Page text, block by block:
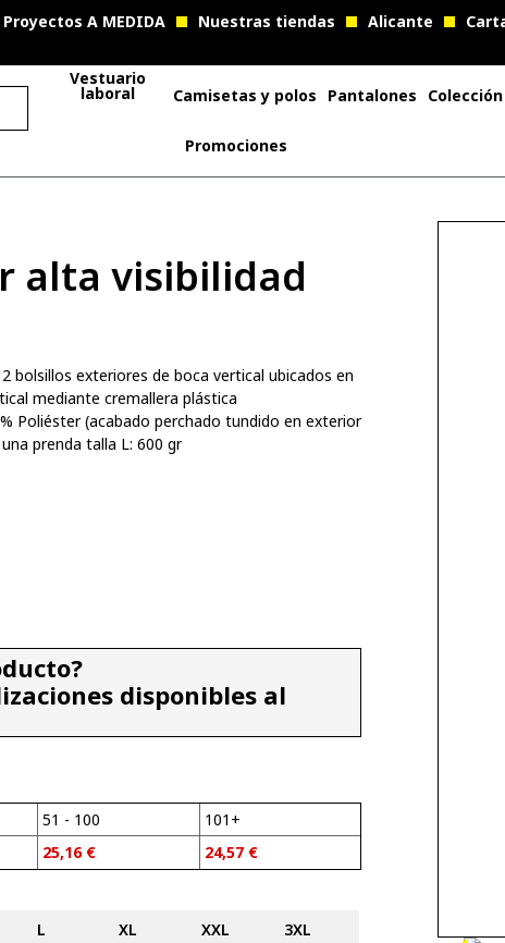
Proyectos A MEDIDA Nuestras tiendas Alicante
Vestuario
laboral Camisetas y polos Pantalones
Promociones
alta visibilidad
bolsillos exteriores de boca vertical ubicados en
mediante cremallera plástica
Poliéster (acabado perchado tundido en exterior
prenda talla L: 600 gr
disponibles al
51 - 100
25,16 €
101+
24,57 €
L XL XXL
3XL